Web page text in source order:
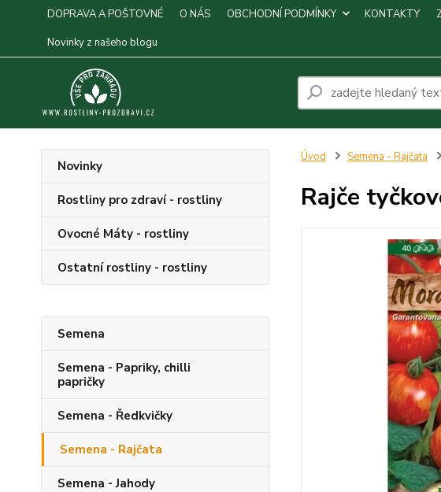
DOPRAVA A POŠTOVNÉ O NÁS OBCHODNÍ PODMÍNKY KONTAKTY
Novinky z našeho blogu
Novinky
Rostliny pro zdraví - rostliny
Ovocné Máty - rostliny
Ostatní rostliny - rostliny
Semena
Semena - Papriky, chilli
papričky
Semena - Ředkvičky
Semena - Rajčata
Semena - Jahody
Úvod Semena - Rajčata
Rajče